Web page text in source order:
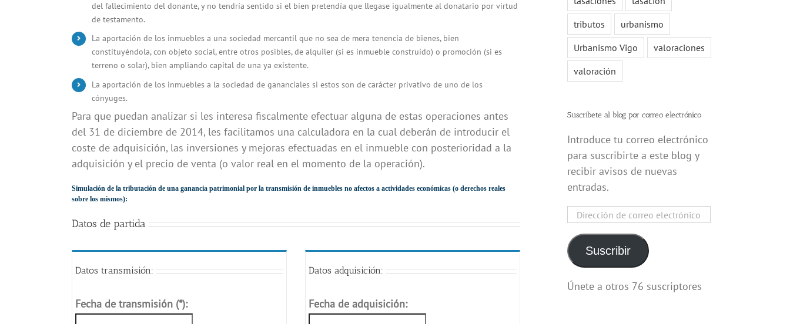
del fallecimiento del donante, y no tendría sentido si el bien pretendía que llegase igualmente al donatario por virtud
de testamento.
La aportación de los inmuebles a una sociedad mercantil que no sea de mera tenencia de bienes, bien
constituyéndola, con objeto social, entre otros posibles, de alquiler (si es inmueble construido) o promoción (si es
terreno o solar), bien ampliando capital de una ya existente.
La aportación de los inmuebles a la sociedad de gananciales si estos son de carácter privativo de uno de los
cónyuges.
Para que puedan analizar si les interesa fiscalmente efectuar alguna de estas operaciones antes
del 31 de diciembre de 2014, les facilitamos una calculadora en la cual deberán de introducir el
coste de adquisición, las inversiones y mejoras efectuadas en el inmueble con posterioridad a la
adquisición y el precio de venta (o valor real en el momento de la operación).
Simulación de la tributación de una ganancia patrimonial por la transmisión de inmuebles no afectos a actividades económicas (o derechos reales
sobre los mismos):
Datos de partida
Datos transmisión:
Fecha de transmisión (*):
Datos adquisición:
Fecha de adquisición:
tributos
urbanismo
Urbanismo Vigo
valoraciones
valoración
Suscríbete al blog por correo electrónico
Introduce tu correo electrónico
para suscribirte a este blog y
recibir avisos de nuevas
entradas.
Dirección
correo
electrónico
Suscribir
Únete a otros 76 suscriptores